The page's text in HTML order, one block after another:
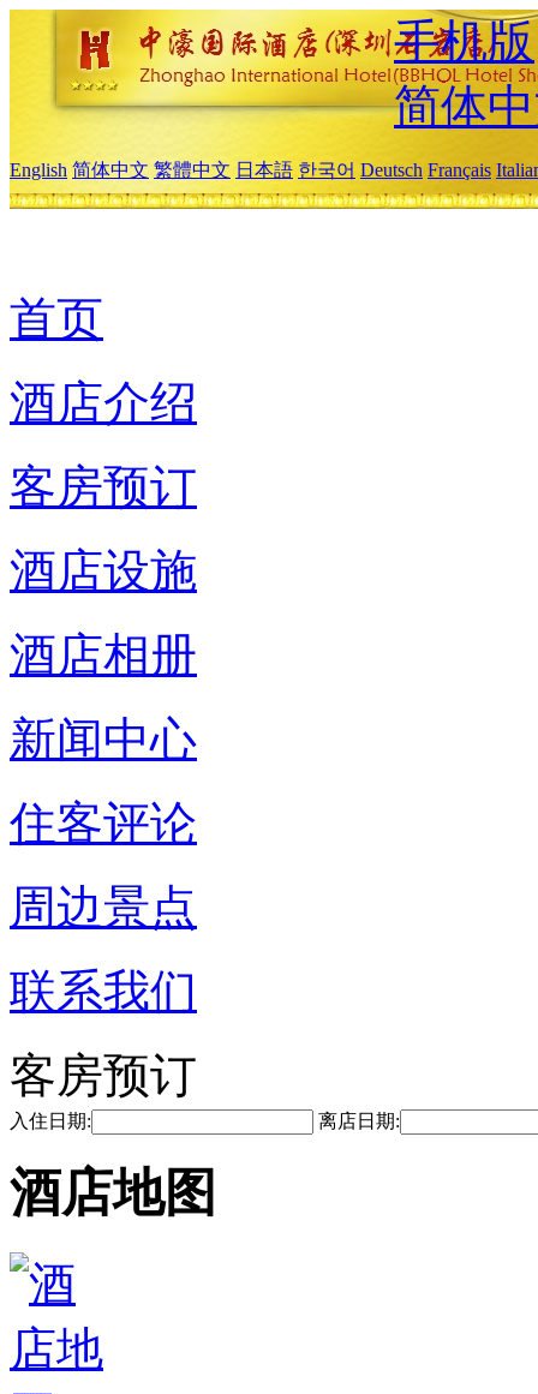
手机版
简体
English 简体中文 繁體中文 日本語 한국어 Deutsch Français
首页
酒店介绍
客房预订
酒店设施
酒店相册
新闻中心
住客评论
周边景点
联系我们
客房预订
入住日期: 离店日期:
酒店地图